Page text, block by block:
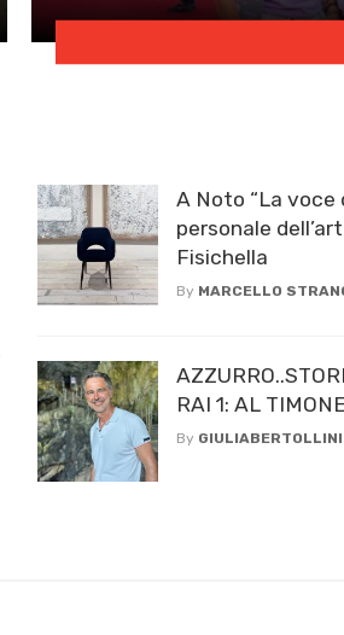
A Noto “La voce
personale
Fisichella
By MARCELLO
RAI 1: AL
By GIULIABERTOLLINI